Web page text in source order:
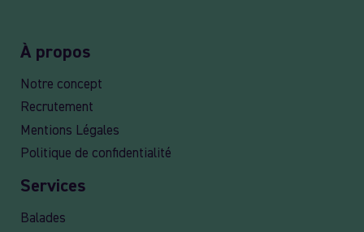
À propos
Notre concept
Recrutement
Mentions Légales
Politique de confidentialité
Services
Balades